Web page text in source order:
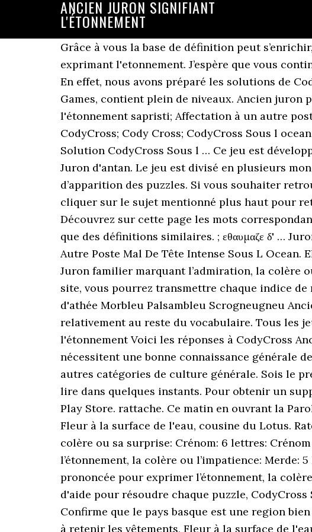
ANCIEN JURON SIGNIFIANT
L'ÉTONNEMENT
Grâce à vous la base de définition peut s’enrichir, il suffit pour cela de renseigner vos définitions dans le formulaire. Juron exprimant l'etonnement. J’espère que vous continuerez votre progression avec l’aide de mon site web. Affectation à un autre poste. En effet, nous avons préparé les solutions de CodyCross Ancien juron signifiant l’étonnement.Ce jeu est développé par Fanatee Games, contient plein de niveaux. Ancien juron pour exprimer l'impatience. Ancien juron familier. Ancien juron signifiant l'étonnement sapristi; Affectation à un autre poste mutation; Mal de tête intense migraine; Some people are looking for these: CodyCross; Cody Cross; CodyCross Sous l ocean Groupe 27-Grille 4; CodyCross Sous l ocean Groupe 27-Grille 4 Solution; Solution CodyCross Sous l … Ce jeu est développé par Fanatee Games, contient plein de niveaux. Solutionjeux All Rights Reserved. Juron d'antan. Le jeu est divisé en plusieurs mondes, groupes de puzzles et des grilles, la solution est proposée dans l’ordre d’apparition des puzzles. Si vous souhaiter retrouver le groupe de grilles que vous êtes entrain de résoudre alors vous pouvez cliquer sur le sujet mentionné plus haut pour retrouver la liste complète des définitions à trouver. Qui n'est pas intègre. Découvrez sur cette page les mots correspondants à la définition « Juron du passé » pour des mots fléchés ou mots croisés, ainsi que des définitions similaires. ; εθαυμαζε δ' … Juron ancien. ει conditionnel se. Ancien Juron Signifiant L'étonnement Affectation À Un Autre Poste Mal De Tête Intense Sous L Ocean. Elément en tissu destiné à retenir les vêtements. Copyright © 2015-2019. (Vieilli) Juron familier marquant l’admiration, la colère ou l’étonnement. À travers les astuces et les solutions que vous trouverez sur ce site, vous pourrez transmettre chaque indice de mots croisés. Ancien juron. Download books for free. Synonymes: Corbleu Juron d'athée Morbleu Palsambleu Scrogneugneu Ancien juron Ancien juron familier. Les jurons ne sont pas des mots neutres relativement au reste du vocabulaire. Tous les jeux ont été testé par Kassidi Ducroix. CodyCross Ancien juron signifiant l'étonnement Voici les réponses à CodyCross Ancien juron signifiant l'étonnement. Le jeu contient plusieurs niveaux difficiles qui nécessitent une bonne connaissance générale des thèmes: politique, littérature, mathématiques, sciences, histoire et diverses autres catégories de culture générale. Sois le premier informé des nouveautés en t’inscrivant à la newsletter. l'usage de. Je vais le lire dans quelques instants. Pour obtenir un support technique sur n’importe quel jeu, vous pouvez contacter le développeur via Play Store. rat­tache. Ce matin en ouvrant la Parole de Dieu, nous retournerons dans Luc 6 :39-45, qui est notre texte de ce matin. Fleur à la surface de l'eau, cousine du Lotus. Rate it: … "Tudieu est un ancien terme de juron qui était utilisé pour exprimer sa colère ou sa surprise: Crénom: 6 lettres: Crénom est un juron familier qui est principalement prononcée pour exprimer l’étonnement, la colère ou l’impatience: Merde: 5 lettres: Sapristi: 8 lettres Crénom est un juron familier qui est principalement prononcée pour exprimer l’étonnement, la colère ou l’impatience. Découvrez les bonnes réponses, synonymes et autres types d'aide pour résoudre chaque puzzle, CodyCross Sous L Ocean Groupe 27 Grille 4, Pratique courante chez les ecclesiastiques, Confirme que le pays basque est une region bien arrosee, Pilote japonais qui pratiquait l'attaque suicide, Elément en tissu destiné à retenir les vêtements, Fleur à la surface de l'eau cousine du lotus, Pirate de série surnommé "le tigre de la malaisie", Plante comestible personne grande en argot, Dans léglise, reconnaître un défunt comme saint, Ville de campanie célèbre pour son limoncello, Prison parisienne prise le 14 juillet 1789. Mal de tête